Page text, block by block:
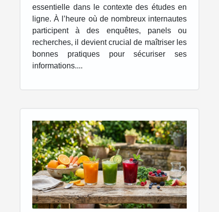
essentielle dans le contexte des études en
ligne. À l’heure où de nombreux internautes
participent à des enquêtes, panels ou
recherches, il devient crucial de maîtriser les
bonnes pratiques pour sécuriser ses
informations....